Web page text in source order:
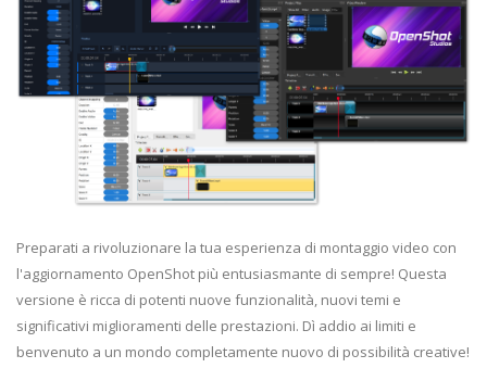
Preparati a rivoluzionare la tua esperienza di montaggio video con
l'aggiornamento OpenShot più entusiasmante di sempre! Questa
versione è ricca di potenti nuove funzionalità, nuovi temi e
significativi miglioramenti delle prestazioni. Dì addio ai limiti e
benvenuto a un mondo completamente nuovo di possibilità creative!